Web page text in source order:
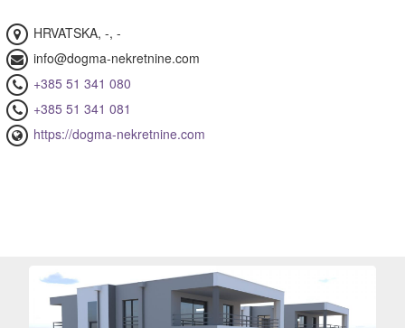
HRVATSKA, -, -
info@dogma-nekretnine.com
+385 51 341 080
+385 51 341 081
https://dogma-nekretnine.com